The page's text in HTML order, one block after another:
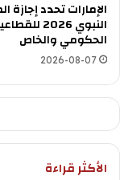
الإمارات تحدد إجازة
النبوي 2026
الحكومي والخاص
2026-08-07
الأكثر قراءة